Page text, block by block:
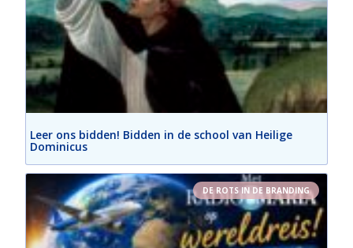
Leer ons bidden! Bidden in de school van Heilige
Dominicus
DE ROTS IN DE BRANDING